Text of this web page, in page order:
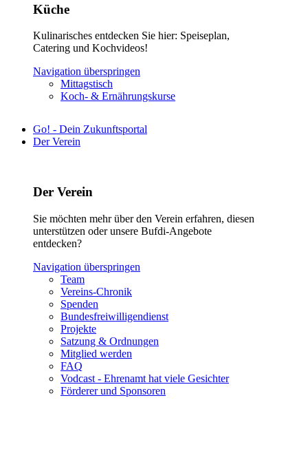
Küche
Kulinarisches entdecken Sie hier: Speiseplan,
Catering und Kochvideos!
Navigation überspringen
Mittagstisch
Koch- & Ernährungskurse
Go! - Dein Zukunftsportal
Der Verein
Der Verein
Sie möchten mehr über den Verein erfahren, diesen
unterstützen oder unsere Bufdi-Angebote
entdecken?
Navigation überspringen
Team
Vereins-Chronik
Spenden
Bundesfreiwilligendienst
Projekte
Satzung & Ordnungen
Mitglied werden
FAQ
Vodcast - Ehrenamt hat viele Gesichter
Förderer und Sponsoren